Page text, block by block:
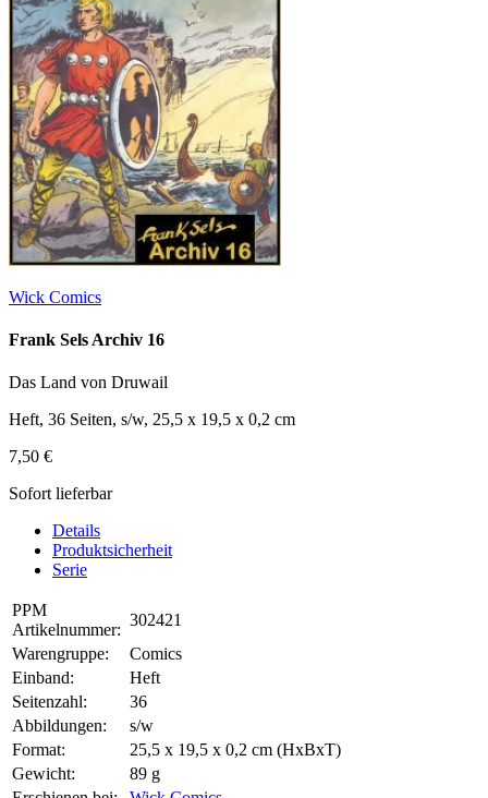
Wick Comics
Frank Sels Archiv 16
Das Land von Druwail
Heft, 36 Seiten, s/w, 25,5 x 19,5 x 0,2 cm
7,50 €
Sofort lieferbar
Details
Produktsicherheit
Serie
PPM
Artikelnummer:
302421
Warengruppe:
Comics
Einband:
Heft
Seitenzahl:
36
Abbildungen:
s/w
Format:
25,5 x 19,5 x 0,2 cm (HxBxT)
Gewicht:
89 g